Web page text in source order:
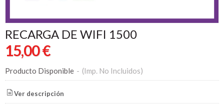
RECARGA DE WIFI 1500
15,00 €
Producto Disponible - (Imp. No Incluidos)
Ver descripción